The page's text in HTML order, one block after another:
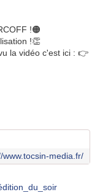
!🟠
!👏
la vidéo c'est ici : 👉
www.tocsin-media.fr/